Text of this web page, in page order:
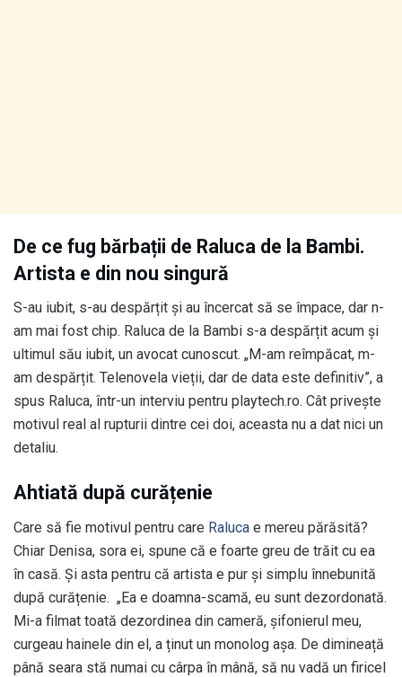
De ce fug bărbații de Raluca de la Bambi.
Artista e din nou singură
S-au iubit, s-au despărțit și au încercat să se împace, dar n-
am mai fost chip. Raluca de la Bambi s-a despărțit acum și
ultimul său iubit, un avocat cunoscut. „M-am reîmpăcat, m-
am despărțit. Telenovela vieții, dar de data este definitiv”, a
spus Raluca, într-un interviu pentru playtech.ro. Cât privește
motivul real al rupturii dintre cei doi, aceasta nu a dat nici un
detaliu.
Ahtiată după curățenie
Care să fie motivul pentru care Raluca e mereu părăsită?
Chiar Denisa, sora ei, spune că e foarte greu de trăit cu ea
în casă. Și asta pentru că artista e pur și simplu înnebunită
după curățenie. „Ea e doamna-scamă, eu sunt dezordonată.
Mi-a filmat toată dezordinea din cameră, șifonierul meu,
curgeau hainele din el, a ținut un monolog așa. De dimineață
până seara stă numai cu cârpa în mână, să nu vadă un firicel